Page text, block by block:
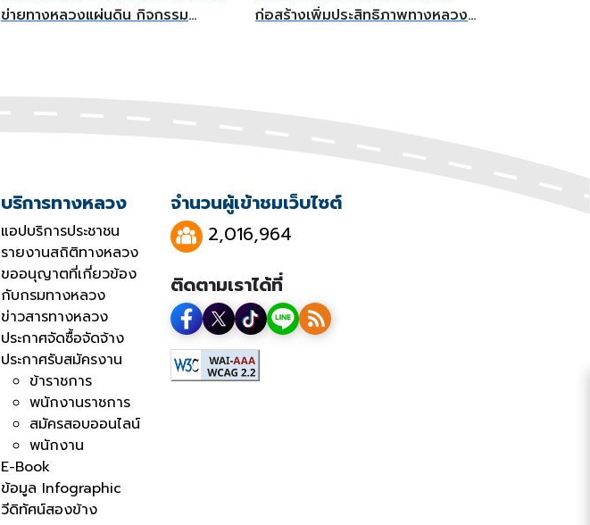
ข่ายทางหลวงแผ่นดิน กิจกรรม
ก่อสร้างเพิ่มประสิทธิภาพทางหลวง
บริการทางหลวง
แอปบริการประชาชน
รายงานสถิติทางหลวง
ขออนุญาตที่เกี่ยวข้อง
กับกรมทางหลวง
ข่าวสารทางหลวง
ประกาศจัดซื้อจัดจ้าง
ประกาศรับสมัครงาน
ข้าราชการ
พนักงานราชการ
สมัครสอบออนไลน์
พนักงาน
E-Book
ข้อมูล Infographic
วีดิทัศน์สองข้าง
จำนวนผู้เข้าชมเว็บไซต์
2,016,964
ติดตามเราได้ที่